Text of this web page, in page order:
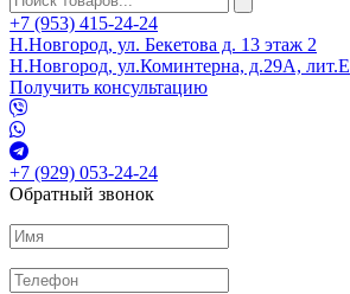
+7 (953) 415-24-24
Н.Новгород, ул. Бекетова д. 13 этаж 2
Н.Новгород, ул.Коминтерна, д.29А, лит.Е
Получить консультацию
+7 (929) 053-24-24
Обратный звонок